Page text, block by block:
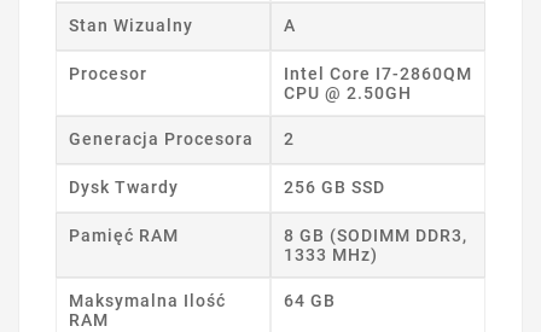
Stan Wizualny A
Procesor
Intel Core I7-2860QM
CPU @ 2.50GH
Generacja Procesora 2
Dysk Twardy 256 GB SSD
Pamięć RAM
8 GB (SODIMM DDR3,
1333 MHz)
Maksymalna Ilość
RAM
64 GB